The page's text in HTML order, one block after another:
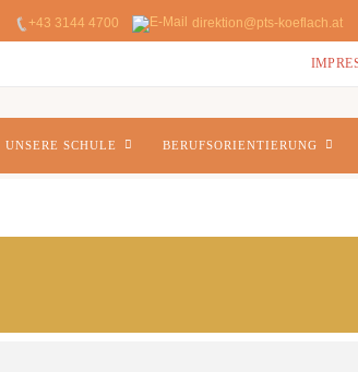
+43 3144 4700 direktion@pts-koeflach.at
UNSERE SCHULE BERUFSORIENTIERUNG